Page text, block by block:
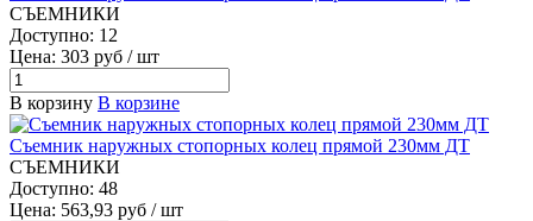
СЪЕМНИКИ
Доступно: 12
Цена: 303 руб / шт
В корзину В корзине
Съемник наружных стопорных колец прямой 230мм ДТ
СЪЕМНИКИ
Доступно: 48
Цена: 563,93 руб / шт